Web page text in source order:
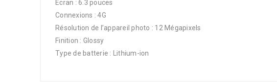
Ecran : 6.3 pouces
Connexions : 4G
Résolution de l’appareil photo : 12 Mégapixels
Finition : Glossy
Type de batterie : Lithium-ion